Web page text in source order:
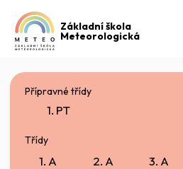
Základní škola
Meteorologická
Přípravné třídy
1. PT
Třídy
1. A
2. A
3. A